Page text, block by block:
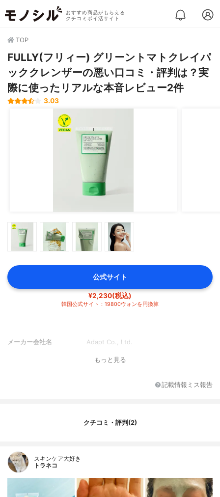
おすすめ商品がもらえる
クチコミポイ活サイト
TOP
FULLY(フリィー) グリーントマトクレイパ
ッククレンザーの悪い口コミ・評判は？実
際に使ったリアルな本音レビュー2件
3.03
公式サイト
¥2,230(税込)
韓国公式サイト：19800ウォンを円換算
メーカー会社名 Adapt Co., Ltd.
もっと見る
記載情報ミス報告
クチコミ・評判(2)
スキンケア大好き
トラネコ